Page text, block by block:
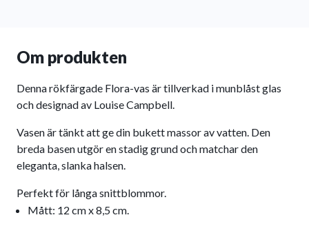
Om produkten
Denna rökfärgade Flora-vas är tillverkad i munblåst glas
och designad av Louise Campbell.
Vasen är tänkt att ge din bukett massor av vatten. Den
breda basen utgör en stadig grund och matchar den
eleganta, slanka halsen.
Perfekt för långa snittblommor.
Mått: 12 cm x 8,5 cm.